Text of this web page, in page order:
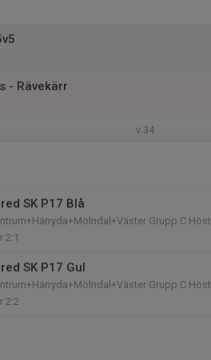
- Rävekärr
v.34
SK P17 Blå
Grupp C Höst
2:1
SK P17 Gul
Grupp C Höst
2:2